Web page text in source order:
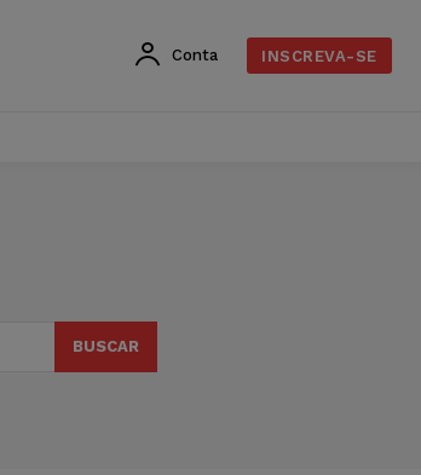
Conta INSCREVA-SE
BUSCAR